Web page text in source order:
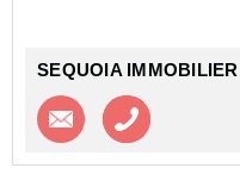
SEQUOIA IMMOBILIER
Contacter l'agence